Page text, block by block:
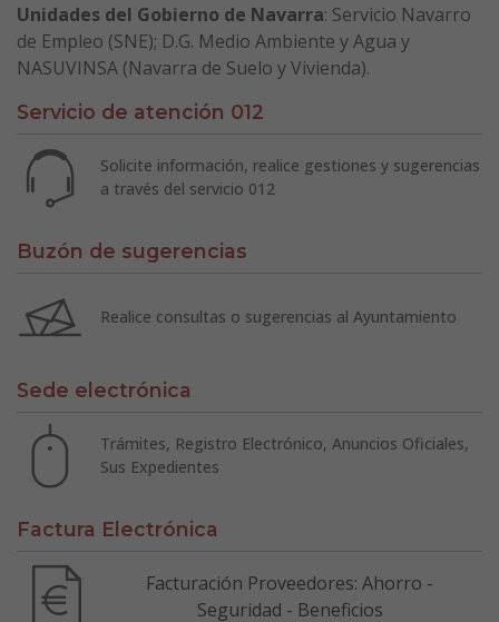
Unidades del Gobierno de Navarra: Servicio Navarro
de Empleo (SNE); D.G. Medio Ambiente y Agua y
NASUVINSA (Navarra de Suelo y Vivienda).
Servicio de atención 012
Solicite información, realice gestiones y sugerencias
a través del servicio 012
Buzón de sugerencias
Realice consultas o sugerencias al Ayuntamiento
Sede electrónica
Trámites, Registro Electrónico, Anuncios Oficiales,
Sus Expedientes
Factura Electrónica
Facturación Proveedores: Ahorro -
Seguridad - Beneficios